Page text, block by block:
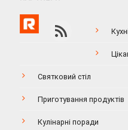
Святковий стіл
Приготування продуктів
Кулінарні поради